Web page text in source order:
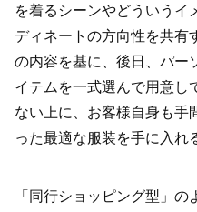
を着るシーンやどういうイ
ディネートの方向性を共有
の内容を基に、後日、パー
イテムを一式選んで用意し
ない上に、お客様自身も手
った最適な服装を手に入れ
「同行ショッピング型」